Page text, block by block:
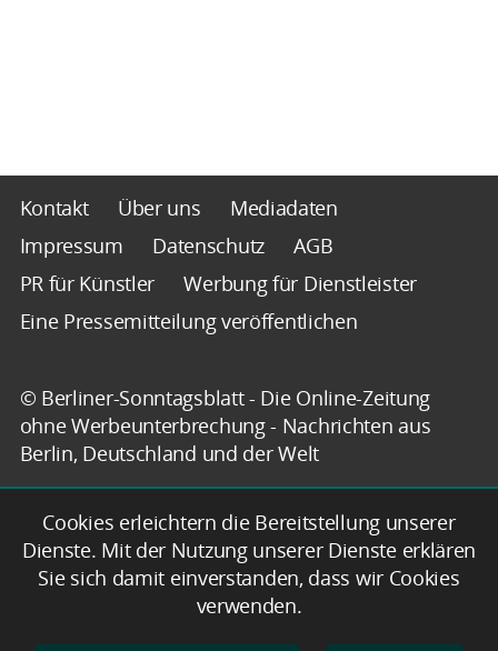
Kontakt Über uns
Mediadaten
Impressum
Datenschutz
AGB
PR für Künstler
Werbung für Dienstleister
Eine Pressemitteilung veröffentlichen
© Berliner-Sonntagsblatt - Die Online-Zeitung
ohne Werbeunterbrechung - Nachrichten aus
Berlin, Deutschland und der Welt
Cookies erleichtern die Bereitstellung unserer
Dienste. Mit der Nutzung unserer Dienste erklären
Sie sich damit einverstanden, dass wir Cookies
verwenden.